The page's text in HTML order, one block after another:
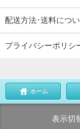
配送方法･送料につ
プライバシーポリシ
ホーム
表示切